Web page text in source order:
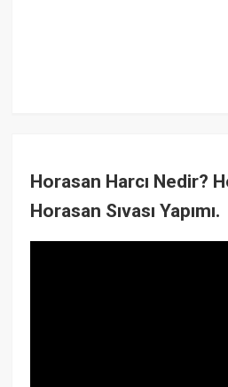
Horasan Harcı Nedir?
Horasan Sıvası Yapımı.